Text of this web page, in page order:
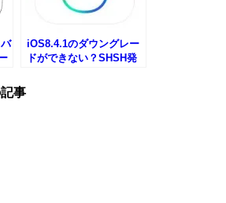
iOS8.4.1のダウングレー
ドができない？SHSH発
事